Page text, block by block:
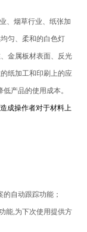
、烟草行业、纸张加
匀、柔和的白色灯
金属板材表面、反光
纸加工和印刷上的应
产品的使用成本。
成操作者对于材料上
自动跟踪功能；
能,为下次使用提供方